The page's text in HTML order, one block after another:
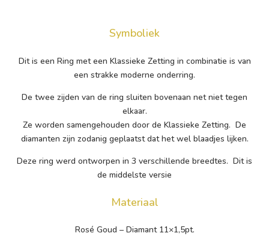
Symboliek
Dit is een Ring met een Klassieke Zetting in combinatie is van
een strakke moderne onderring.
De twee zijden van de ring sluiten bovenaan net niet tegen
elkaar.
Ze worden samengehouden door de Klassieke Zetting. De
diamanten zijn zodanig geplaatst dat het wel blaadjes lijken.
Deze ring werd ontworpen in 3 verschillende breedtes. Dit is
de middelste versie
Materiaal
Rosé Goud – Diamant 11×1,5pt.